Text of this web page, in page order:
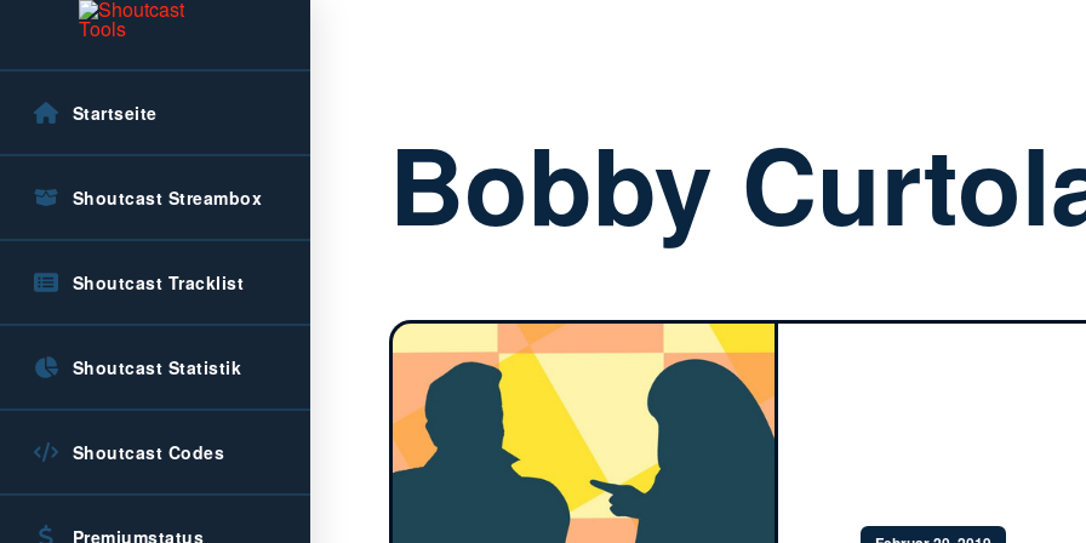
Startseite
Shoutcast Streambox
Shoutcast Tracklist
Shoutcast Statistik
Shoutcast Codes
Premiumstatus
Bobby